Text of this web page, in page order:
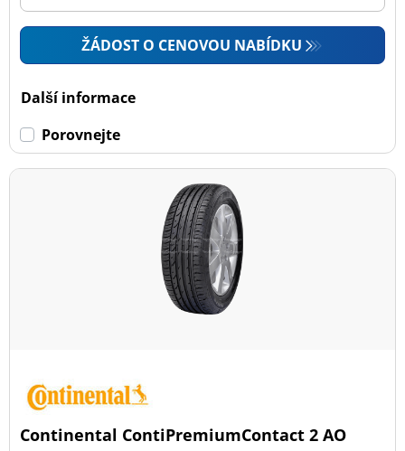
ŽÁDOST O CENOVOU NABÍDKU
Další informace
Porovnejte
Continental ContiPremiumContact 2 AO